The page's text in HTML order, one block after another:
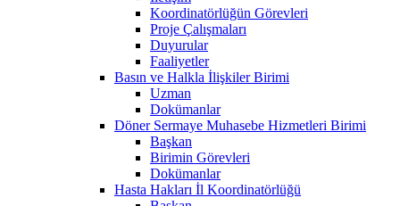
Koordinatörlüğün Görevleri
Proje Çalışmaları
Duyurular
Faaliyetler
Basın ve Halkla İlişkiler Birimi
Uzman
Dokümanlar
Döner Sermaye Muhasebe Hizmetleri Birimi
Başkan
Birimin Görevleri
Dokümanlar
Hasta Hakları İl Koordinatörlüğü